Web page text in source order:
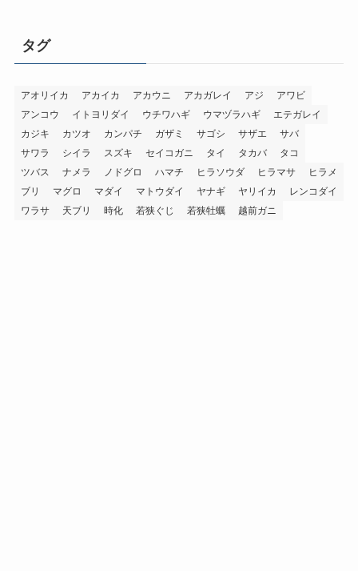
タグ
アオリイカ アカイカ アカウニ アカガレイ アジ
アワビ
アンコウ
イトヨリダイ ウチワハギ ウマヅラハギ
エテガレイ
カジキ
カツオ カンパチ ガザミ サゴシ サザエ
サバ
サワラ
シイラ スズキ セイコガニ タイ タカバ
タコ
ツバス
ナメラ ノドグロ ハマチ ヒラソウダ ヒラマサ
ヒラメ
ブリ
マグロ マダイ マトウダイ ヤナギ ヤリイカ
レンコダイ
ワラサ
天ブリ 時化 若狭ぐじ 若狭牡蠣 越前ガニ